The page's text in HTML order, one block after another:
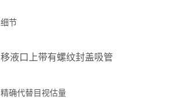
细节
移液口上带有螺纹封盖吸管
精确代替目视估量